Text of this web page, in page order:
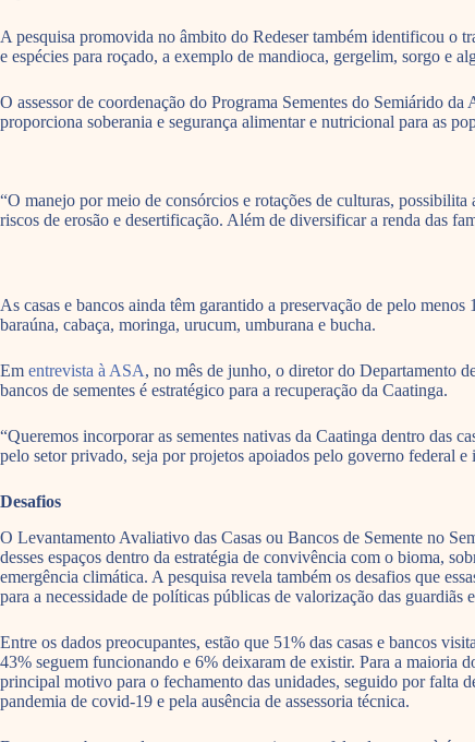
A pesquisa promovida no âmbito do Redeser também identificou o
e espécies para roçado, a exemplo de mandioca, gergelim, sorgo e
O assessor de coordenação do Programa Sementes do Semiárido
proporciona soberania e segurança alimentar e nutricional para as
“O manejo por meio de consórcios e rotações de culturas,
riscos de erosão e desertificação. Além de diversificar a renda das
As casas e bancos ainda têm garantido a preservação de pelo
baraúna, cabaça, moringa, urucum, umburana e bucha.
Em entrevista à ASA, no mês de junho, o diretor do Departamento
bancos de sementes é estratégico para a recuperação da Caatinga.
“Queremos incorporar as sementes nativas da Caatinga dentro das
pelo setor privado, seja por projetos apoiados pelo governo federal
Desafios
O Levantamento Avaliativo das Casas ou Bancos de Semente no
desses espaços dentro da estratégia de convivência com o bioma,
emergência climática. A pesquisa revela também os desafios que
para a necessidade de políticas públicas de valorização das guardiãs
Entre os dados preocupantes, estão que 51% das casas e bancos
43% seguem funcionando e 6% deixaram de existir. Para a maioria
principal motivo para o fechamento das unidades, seguido por falta
pandemia de covid-19 e pela ausência de assessoria técnica.